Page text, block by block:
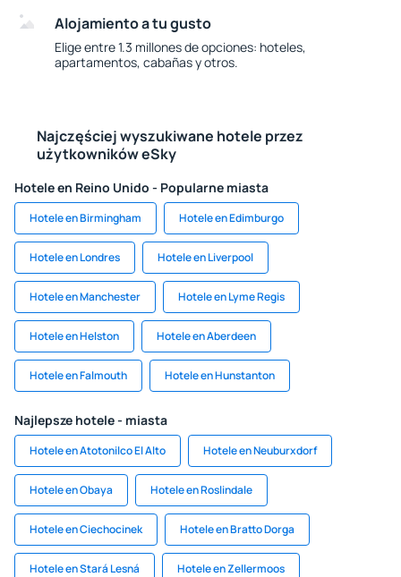
Alojamiento a tu gusto
Elige entre 1.3 millones de opciones: hoteles,
apartamentos, cabañas y otros.
Najczęściej wyszukiwane hotele przez
użytkowników eSky
Hotele en Reino Unido - Popularne miasta
Hotele en Birmingham Hotele en Edimburgo
Hotele en Londres Hotele en Liverpool
Hotele en Manchester Hotele en Lyme Regis
Hotele en Helston Hotele en Aberdeen
Hotele en Falmouth Hotele en Hunstanton
Najlepsze hotele - miasta
Hotele en Atotonilco El Alto Hotele en Neuburxdorf
Hotele en Obaya Hotele en Roslindale
Hotele en Ciechocinek Hotele en Bratto Dorga
Hotele en Stará Lesná Hotele en Zellermoos